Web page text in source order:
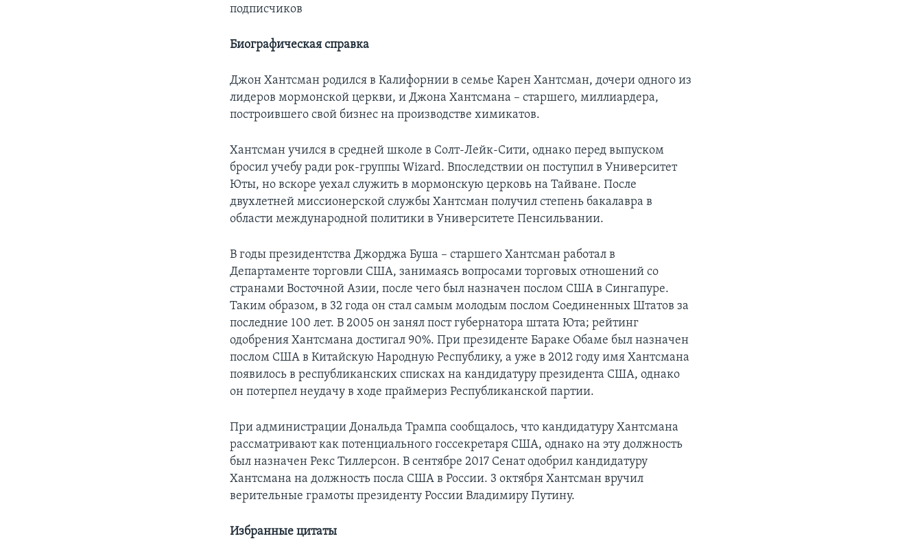
подписчиков
Биографическая справка
Джон Хантсман родился в Калифорнии в семье Карен Хантсман, дочери одного из
лидеров мормонской церкви, и Джона Хантсмана – старшего, миллиардера,
построившего свой бизнес на производстве химикатов.
Хантсман учился в средней школе в Солт-Лейк-Сити, однако перед выпуском
бросил учебу ради рок-группы Wizard. Впоследствии он поступил в Университет
Юты, но вскоре уехал служить в мормонскую церковь на Тайване. После
двухлетней миссионерской службы Хантсман получил степень бакалавра в
области международной политики в Университете Пенсильвании.
В годы президентства Джорджа Буша – старшего Хантсман работал в
Департаменте торговли США, занимаясь вопросами торговых отношений со
странами Восточной Азии, после чего был назначен послом США в Сингапуре.
Таким образом, в 32 года он стал самым молодым послом Соединенных Штатов за
последние 100 лет. В 2005 он занял пост губернатора штата Юта; рейтинг
одобрения Хантсмана достигал 90%. При президенте Бараке Обаме был назначен
послом США в Китайскую Народную Республику, а уже в 2012 году имя Хантсмана
появилось в республиканских списках на кандидатуру президента США, однако
он потерпел неудачу в ходе праймериз Республиканской партии.
При администрации Дональда Трампа сообщалось, что кандидатуру Хантсмана
рассматривают как потенциального госсекретаря США, однако на эту должность
был назначен Рекс Тиллерсон. В сентябре 2017 Сенат одобрил кандидатуру
Хантсмана на должность посла США в России. 3 октября Хантсман вручил
верительные грамоты президенту России Владимиру Путину.
Избранные цитаты